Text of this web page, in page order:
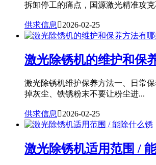
拆卸停工的痛点，国源激光精准攻
供求信息 2026-02-25
激光除锈机的维护和保
激光除锈机维护保养方法一、日常
掉灰尘、铁锈粉末不要让粉尘进...
供求信息 2026-02-25
激光除锈机适用范围 /